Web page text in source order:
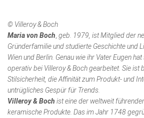
© Villeroy & Boch
Maria von Boch geb. 1979, ist Mitglied der
Gründerfamilie und studierte Geschichte und
Wien und Berlin. Genau wie ihr Vater Eugen
operativ bei Villeroy & Boch gearbeitet. Sie ist
Stilsicherheit, die Affinität zum Produkt- und
untrügliches Gespür für Trends.
Villeroy & Boch ist eine der weltweit
keramische Produkte. Das im Jahr 1748